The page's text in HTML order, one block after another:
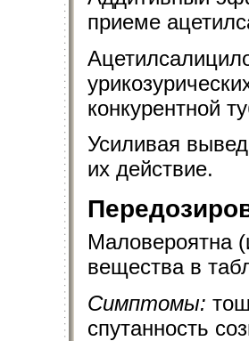
приеме
конкурентной
Усиливая
их действие.
Маловероятна
вещества в
Симптомы:
спутанность